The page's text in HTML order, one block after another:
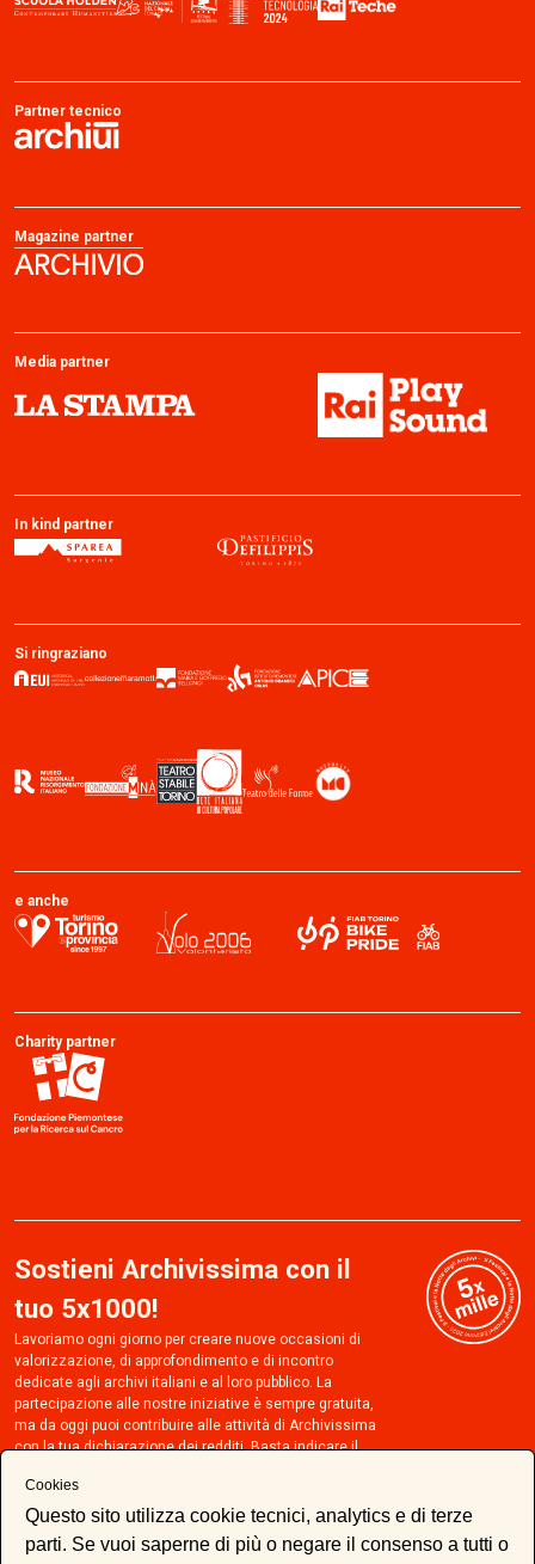
Partner tecnico
Magazine partner
Media partner
In kind partner
Si ringraziano
e anche
Charity partner
Sostieni Archivissima con il
tuo 5x1000!
Lavoriamo ogni giorno per creare nuove occasioni di
valorizzazione, di approfondimento e di incontro
dedicate agli archivi italiani e al loro pubblico. La
partecipazione alle nostre iniziative è sempre gratuita,
ma da oggi puoi contribuire alle attività di Archivissima
con la tua dichiarazione dei redditi. Basta indicare il
riquadro Sostegno degli Enti del Terzo settore della
sezione 5x1000. Un piccolo gesto per sostenere gli
archivi e chi se ne prende cura, senza spendere nulla!
Cookies
Questo sito utilizza cookie tecnici, analytics e di terze
parti. Se vuoi saperne di più o negare il consenso a tutti o